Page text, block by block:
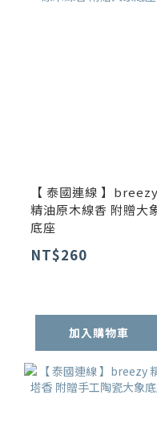
【 泰國連線 】breezy
精油原木線香 附贈大
底座
NT$260
加入購物車